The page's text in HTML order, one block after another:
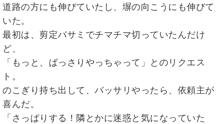
道路の方にも伸びていたし、塀の向こうにも伸びて
いた。
最初は、剪定バサミでチマチマ切っていたんだけ
ど、
「もっと、ばっさりやっちゃって」とのリクエス
ト。
のこぎり持ち出して、バッサリやったら、依頼主が
喜んだ。
「さっぱりする！隣とかに迷惑と気になっていた